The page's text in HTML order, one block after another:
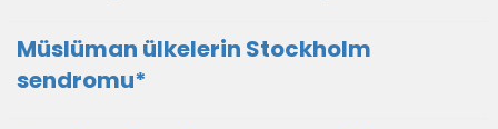
Müslüman ülkelerin Stockholm
sendromu*